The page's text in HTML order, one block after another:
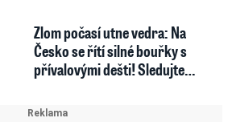
Zlom počasí utne vedra: Na
Česko se řítí silné bouřky s
přívalovými dešti! Sledujte…